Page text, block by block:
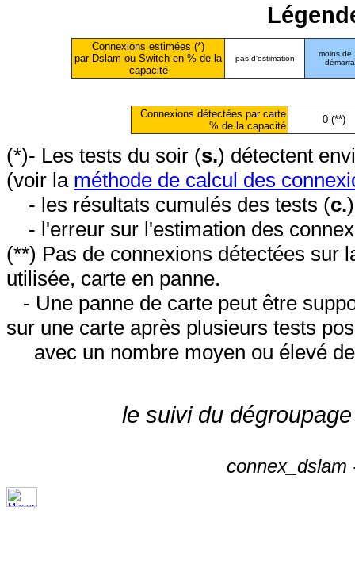
Connexions estimées (*)
par Dslam ou Switch en % de la
capacité
pas d'estimation
moins de
Connexions détectées par carte
% de la capacité
0 (**)
(*)- Les tests du soir (s.) détectent
(voir la méthode de calcul des
- les résultats cumulés des tests (c.
- l'erreur sur l'estimation des
(**) Pas de connexions détectées sur
utilisée, carte en panne.
- Une panne de carte peut être
sur une carte après plusieurs tests
avec un nombre moyen ou élevé
le suivi du
connex_dslam